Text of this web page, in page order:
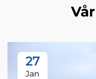
27
Jan